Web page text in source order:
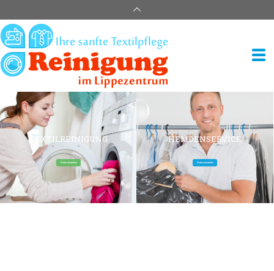
TEXTILREINIGUNG
Online bestellen Online bestellen
HEMDENSERVICE